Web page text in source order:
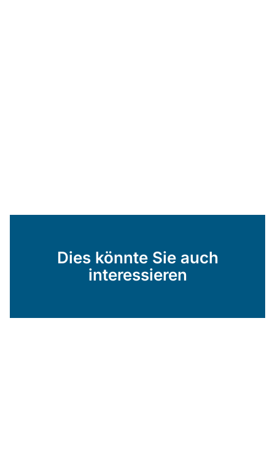
Dies könnte Sie auch
interessieren